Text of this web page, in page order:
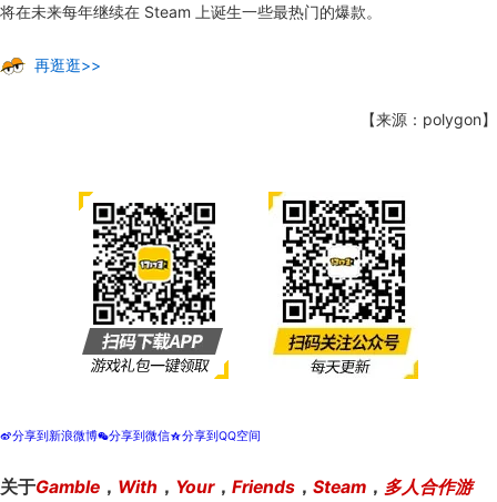
将在未来每年继续在 Steam 上诞生一些最热门的爆款。
再逛逛>>
【来源：polygon】
t分享到新浪微博w分享到微信z分享到QQ空间
关于Gamble ， With ， Your， Friends ， Steam ， 多人合作游